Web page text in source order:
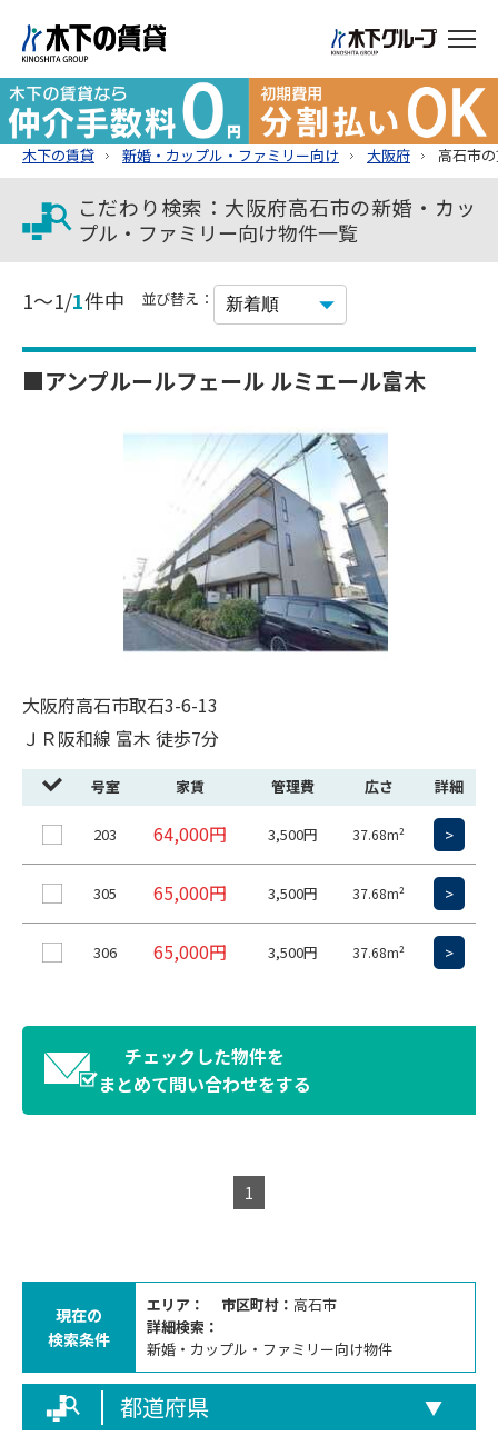
木下の賃貸 新婚・カップル・ファミリー向け 大阪府 高石市
こだわり検索：大阪府高石市の新婚・カッ
プル・ファミリー向け物件一覧
1～1/1件中 並び替え：
■アンプルールフェール ルミエール富木
大阪府高石市取石3-6-13
ＪＲ阪和線 富木 徒歩7分
号室 家賃 管理費 広さ 詳細
203 64,000円 3,500円 37.68m² >
305 65,000円 3,500円 37.68m² >
306 65,000円 3,500円 37.68m² >
チェックした物件を
まとめて問い合わせをする
1
現在の
検索条件
エリア： 市区町村： 高石市
詳細検索：
新婚・カップル・ファミリー向け物件
都道府県 ▼